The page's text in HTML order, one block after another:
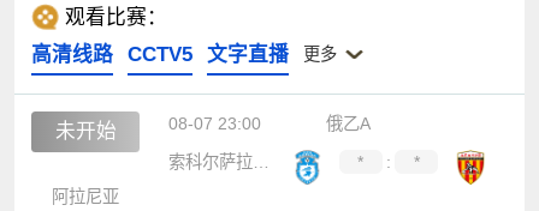
观看比赛：
高清线路
CCTV5 文字直播 更多
未开始 08-07 23:00
俄乙A
索科尔萨拉托夫
* :
*
阿拉尼亚